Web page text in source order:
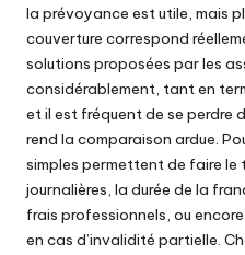
la prévoyance est utile, mais
couverture correspond
solutions proposées par les
considérablement, tant en
et il est fréquent de se perdre
rend la comparaison ardue.
simples permettent de faire le
journalières, la durée de la
frais professionnels, ou
en cas d’invalidité partielle.